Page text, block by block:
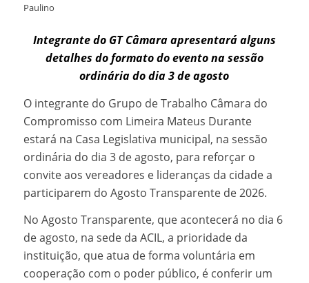
Paulino
Integrante do GT Câmara apresentará alguns
detalhes do formato do evento na sessão
ordinária do dia 3 de agosto
O integrante do Grupo de Trabalho Câmara do
Compromisso com Limeira Mateus Durante
estará na Casa Legislativa municipal, na sessão
ordinária do dia 3 de agosto, para reforçar o
convite aos vereadores e lideranças da cidade a
participarem do Agosto Transparente de 2026.
No Agosto Transparente, que acontecerá no dia 6
de agosto, na sede da ACIL, a prioridade da
instituição, que atua de forma voluntária em
cooperação com o poder público, é conferir um